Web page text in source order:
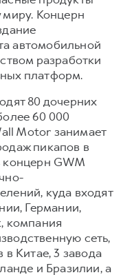
миру. Концерн
автомобильной
разработки
платформ.
80 дочерних
60 000
Motor занимает
пикапов в
GWM
куда входят
Германии,
компания
сеть,
в Китае, 3 завода
и Бразилии, а